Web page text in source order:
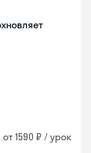
от 1590 ₽ / урок